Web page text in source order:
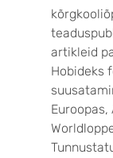
artikleid
Hobideks